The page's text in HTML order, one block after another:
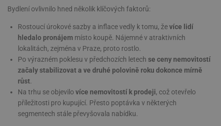
Bydlení ovlivnilo hned několik klíčových faktorů:
Rostoucí úrokové sazby a inflace vedly k tomu, ževíce lidí
hledalo pronájem místo koupě. Nájemné v atraktivních
lokalitách, zejména v Praze, proto rostlo.
Po výrazném poklesu v předchozích letech se ceny nemovitostí
začaly stabilizovat a ve druhé polovině roku dokonce mírně
růst.
Na trhu se objevilo více nemovitostí k prodeji, což otevřelo
příležitosti pro kupující. Přesto poptávka v některých
segmentech stále převyšovala nabídku.